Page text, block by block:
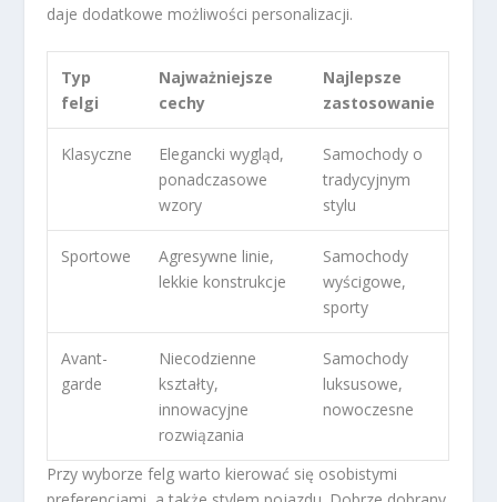
daje dodatkowe możliwości personalizacji.
Typ
felgi
Najważniejsze
cechy
Najlepsze
zastosowanie
Klasyczne
Elegancki wygląd,
ponadczasowe
wzory
Samochody o
tradycyjnym
stylu
Sportowe
Agresywne linie,
lekkie konstrukcje
Samochody
wyścigowe,
sporty
Avant-
garde
Niecodzienne
kształty,
innowacyjne
rozwiązania
Samochody
luksusowe,
nowoczesne
Przy wyborze felg warto kierować się osobistymi